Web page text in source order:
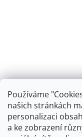
Používáme
našich stránkách
personalizaci
a ke zobrazení